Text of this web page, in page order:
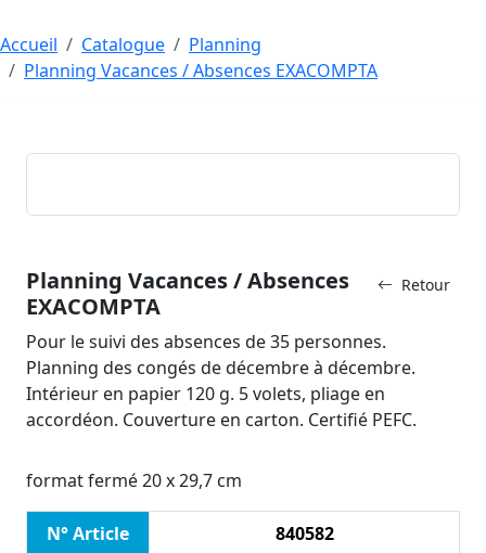
Accueil Catalogue
Planning
Planning Vacances / Absences EXACOMPTA
Retour
Planning Vacances / Absences
EXACOMPTA
Pour le suivi des absences de 35 personnes.
Planning des congés de décembre à décembre.
Intérieur en papier 120 g. 5 volets, pliage en
accordéon. Couverture en carton. Certifié PEFC.
format fermé 20 x 29,7 cm
N° Article
840582